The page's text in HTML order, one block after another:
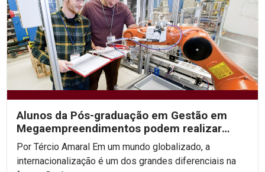
Alunos da Pós-graduação em Gestão em
Megaempreendimentos podem realizar
intercâmbio no exterior
Por Tércio Amaral Em um mundo globalizado, a
internacionalização é um dos grandes diferenciais na